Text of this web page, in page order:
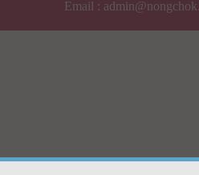
Nongchok
หมู่ 12 ตำบลหนองจอก อ